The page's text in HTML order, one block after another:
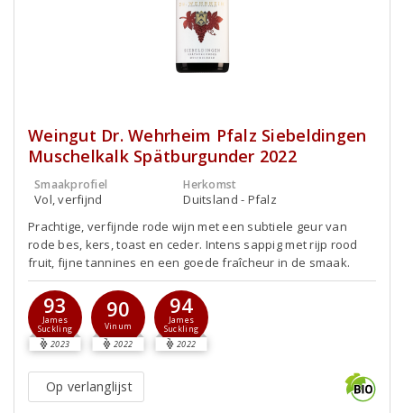
Weingut Dr. Wehrheim Pfalz Siebeldingen
Muschelkalk Spätburgunder 2022
Smaakprofiel
Vol, verfijnd
Herkomst
Duitsland - Pfalz
Prachtige, verfijnde rode wijn met een subtiele geur van
rode bes, kers, toast en ceder. Intens sappig met rijp rood
fruit, fijne tannines en een goede fraîcheur in de smaak.
93
James
Suckling
2023
90
Vinum
2022
94
James
Suckling
2022
Op verlanglijst